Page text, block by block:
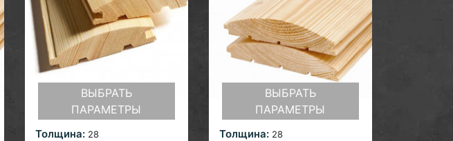
ВЫБРАТЬ
ПАРАМЕТРЫ
Толщина: 28
ВЫБРАТЬ
ПАРАМЕТРЫ
Толщина: 28